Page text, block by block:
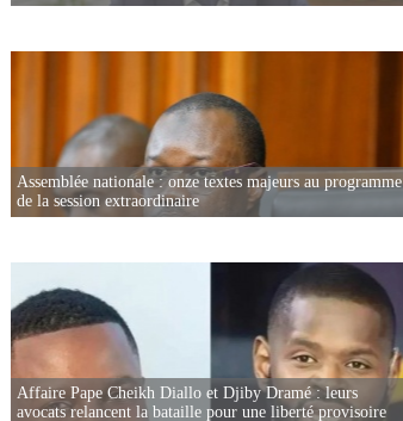
Assemblée nationale : onze textes majeurs au programme
de la session extraordinaire
Affaire Pape Cheikh Diallo et Djiby Dramé : leurs
avocats relancent la bataille pour une liberté provisoire